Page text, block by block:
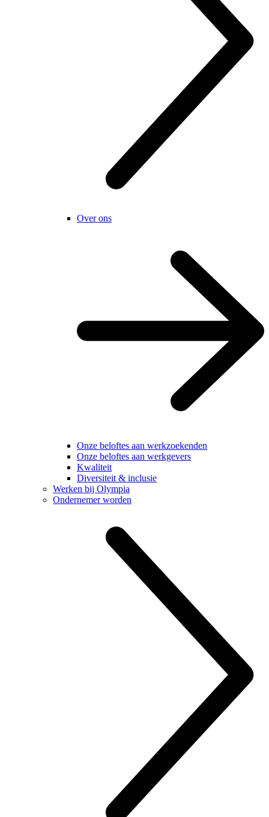
Over ons
Onze beloftes aan werkzoekenden
Onze beloftes aan werkgevers
Kwaliteit
Diversiteit & inclusie
Werken bij Olympia
Ondernemer worden